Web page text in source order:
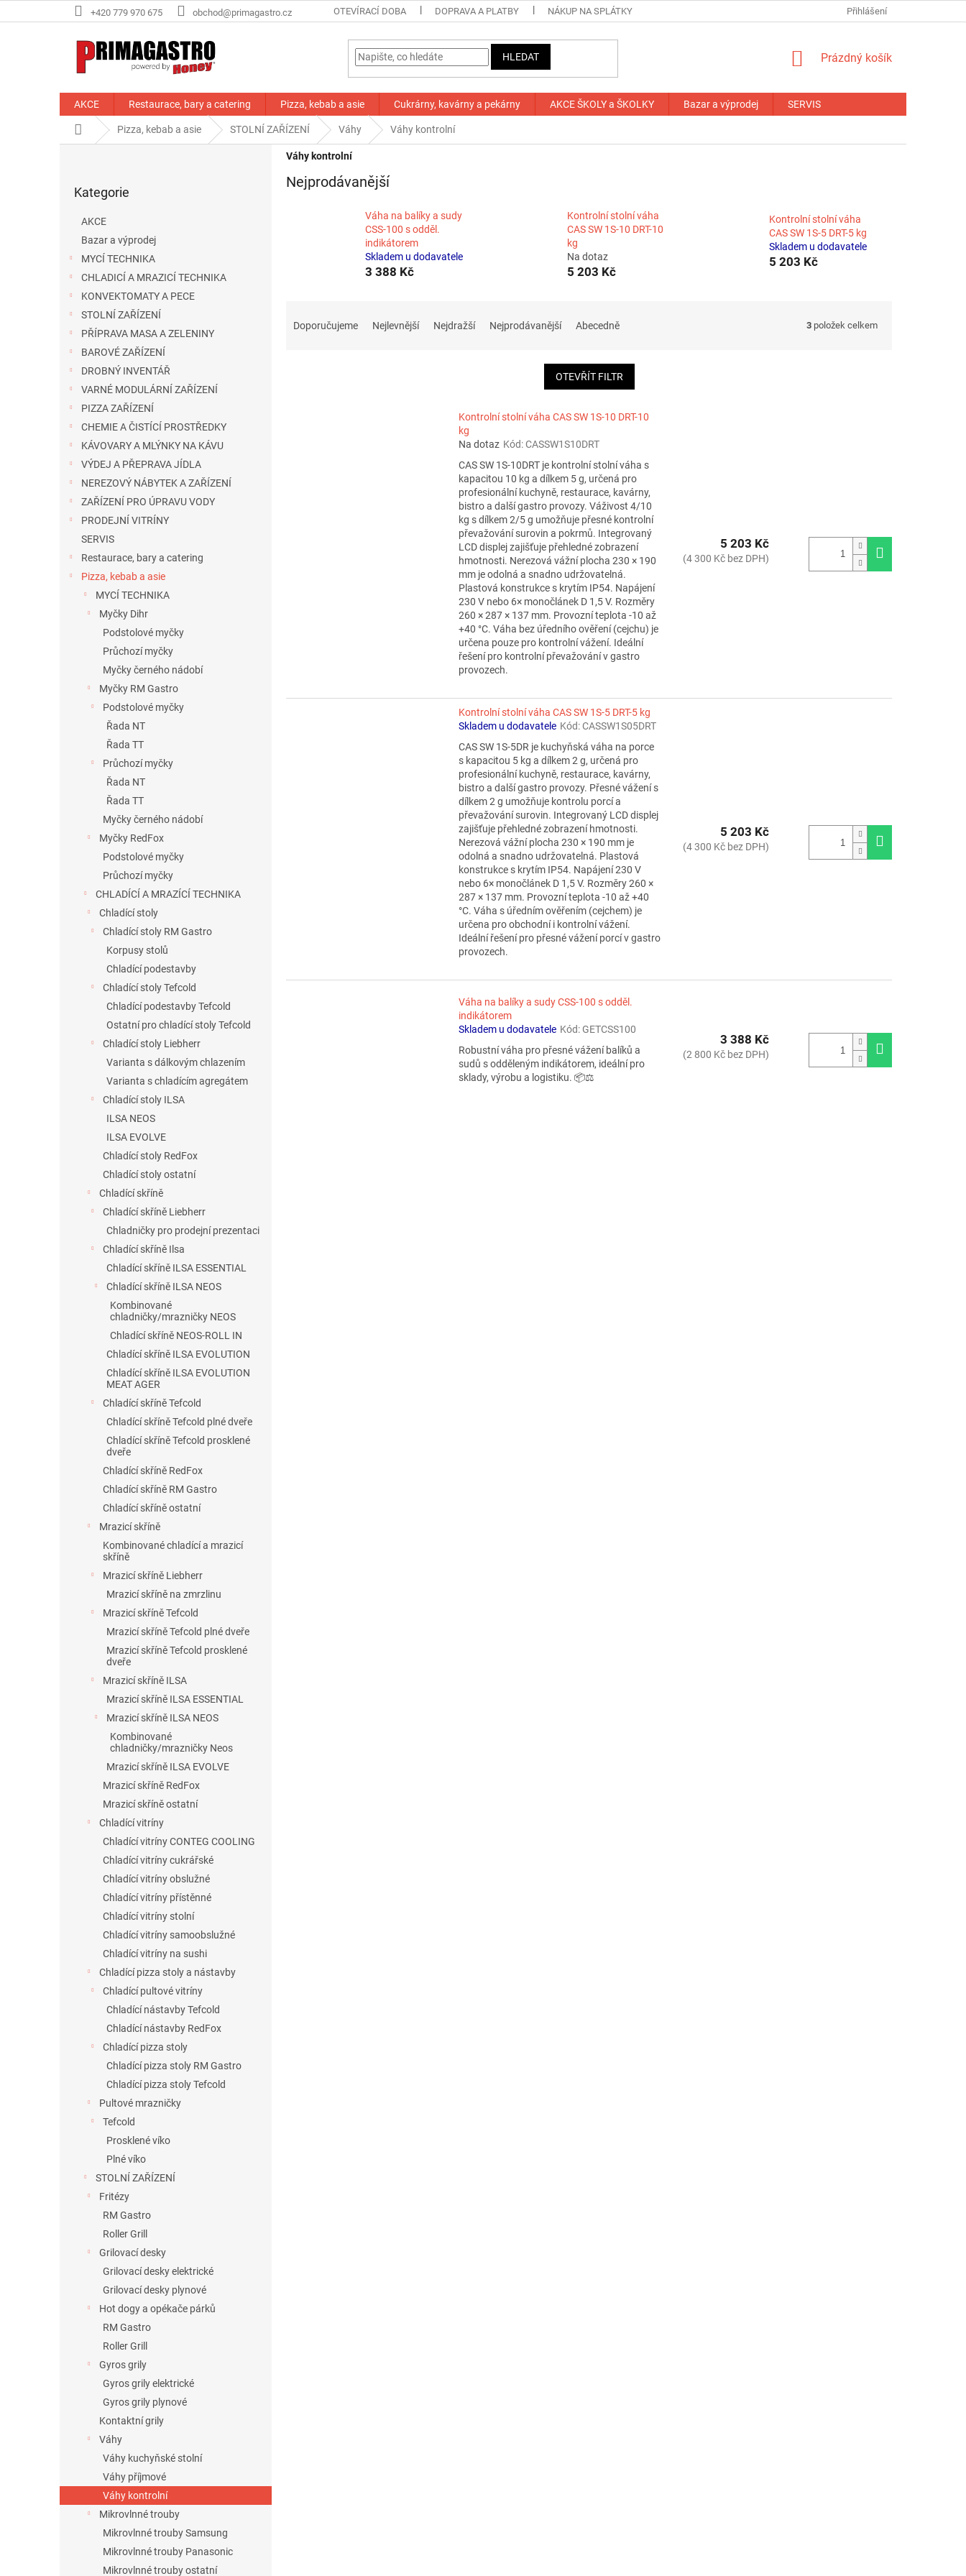
na
+420 779 970 675 obchod@primagastro.cz OTEVÍRACÍ DOBA DOPRAVA A PLATBY NÁKUP NA SPLÁTKY OBCHODNÍ PODMÍNKYPřihlášení
HLEDAT
NÁKUPNÍ
Prázdný košík
AKCE Restaurace, bary a catering Pizza, kebab a asie Cukrárny, kavárny a pekárny AKCE ŠKOLY a ŠKOLKY Bazar a výprodej SERVIS
Domů Pizza, kebab a asie STOLNÍ ZAŘÍZENÍ Váhy Váhy kontrolní
kategorie
Kategorie
AKCE
Bazar a výprodej
MYCÍ TECHNIKA
CHLADICÍ A MRAZICÍ TECHNIKA
KONVEKTOMATY A PECE
STOLNÍ ZAŘÍZENÍ
PŘÍPRAVA MASA A ZELENINY
BAROVÉ ZAŘÍZENÍ
DROBNÝ INVENTÁŘ
VARNÉ MODULÁRNÍ ZAŘÍZENÍ
PIZZA ZAŘÍZENÍ
CHEMIE A ČISTÍCÍ PROSTŘEDKY
KÁVOVARY A MLÝNKY NA KÁVU
VÝDEJ A PŘEPRAVA JÍDLA
NEREZOVÝ NÁBYTEK A ZAŘÍZENÍ
ZAŘÍZENÍ PRO ÚPRAVU VODY
PRODEJNÍ VITRÍNY
SERVIS
Restaurace, bary a catering
Pizza, kebab a asie
MYCÍ TECHNIKA
Myčky Dihr
Podstolové myčky
Průchozí myčky
Myčky černého nádobí
Myčky RM Gastro
Podstolové myčky
Řada NT
Řada TT
Průchozí myčky
Řada NT
Řada TT
Myčky černého nádobí
Myčky RedFox
Podstolové myčky
Průchozí myčky
CHLADÍCÍ A MRAZÍCÍ TECHNIKA
Chladící stoly
Chladící stoly RM Gastro
Korpusy stolů
Chladící podestavby
Chladící stoly Tefcold
Chladící podestavby Tefcold
Ostatní pro chladící stoly Tefcold
Chladící stoly Liebherr
Varianta s dálkovým chlazením
Varianta s chladícím agregátem
Chladící stoly ILSA
ILSA NEOS
ILSA EVOLVE
Chladící stoly RedFox
Chladící stoly ostatní
Chladící skříně
Chladící skříně Liebherr
Chladničky pro prodejní prezentaci
Chladící skříně Ilsa
Chladící skříně ILSA ESSENTIAL
Chladící skříně ILSA NEOS
Kombinované
chladničky/mrazničky NEOS
Chladící skříně NEOS-ROLL IN
Chladící skříně ILSA EVOLUTION
Chladící skříně ILSA EVOLUTION
MEAT AGER
Chladící skříně Tefcold
Chladící skříně Tefcold plné dveře
Chladící skříně Tefcold prosklené
dveře
Chladící skříně RedFox
Chladící skříně RM Gastro
Chladící skříně ostatní
Mrazicí skříně
Kombinované chladící a mrazicí
skříně
Mrazicí skříně Liebherr
Mrazicí skříně na zmrzlinu
Mrazicí skříně Tefcold
Mrazicí skříně Tefcold plné dveře
Mrazicí skříně Tefcold prosklené
dveře
Mrazicí skříně ILSA
Mrazicí skříně ILSA ESSENTIAL
Mrazicí skříně ILSA NEOS
Kombinované
chladničky/mrazničky Neos
Mrazicí skříně ILSA EVOLVE
Mrazicí skříně RedFox
Mrazicí skříně ostatní
Chladící vitríny
Chladící vitríny CONTEG COOLING
Chladící vitríny cukrářské
Chladící vitríny obslužné
Chladící vitríny přístěnné
Chladící vitríny stolní
Chladící vitríny samoobslužné
Chladící vitríny na sushi
Chladící pizza stoly a nástavby
Chladící pultové vitríny
Chladící nástavby Tefcold
Chladící nástavby RedFox
Chladící pizza stoly
Chladící pizza stoly RM Gastro
Chladící pizza stoly Tefcold
Pultové mrazničky
Tefcold
Prosklené víko
Plné víko
STOLNÍ ZAŘÍZENÍ
Fritézy
RM Gastro
Roller Grill
Grilovací desky
Grilovací desky elektrické
Grilovací desky plynové
Hot dogy a opékače párků
RM Gastro
Roller Grill
Gyros grily
Gyros grily elektrické
Gyros grily plynové
Kontaktní grily
Váhy
Váhy kuchyňské stolní
Váhy příjmové
Váhy kontrolní
Mikrovlnné trouby
Mikrovlnné trouby Samsung
Mikrovlnné trouby Panasonic
Mikrovlnné trouby ostatní
Váhy kontrolní
Nejprodávanější
Váha na balíky a sudy
CSS-100 s odděl.
indikátorem
Skladem u dodavatele
3 388 Kč
Kontrolní stolní váha
CAS SW 1S-10 DRT-10
kg
Na dotaz
5 203 Kč
Kontrolní stolní váha
CAS SW 1S-5 DRT-5 kg
Skladem u dodavatele
5 203 Kč
Doporučujeme Nejlevnější Nejdražší Nejprodávanější Abecedně 3 položek celkem
OTEVŘÍT FILTR
Kontrolní stolní váha CAS SW 1S-10 DRT-10
kg
Na dotaz Kód:CASSW1S10DRT
CAS SW 1S-10DRT je kontrolní stolní váha s
kapacitou 10 kg a dílkem 5 g, určená pro
profesionální kuchyně, restaurace, kavárny,
bistro a další gastro provozy. Váživost 4/10
kg s dílkem 2/5 g umožňuje přesné kontrolní
převažování surovin a pokrmů. Integrovaný
LCD displej zajišťuje přehledné zobrazení
hmotnosti. Nerezová vážní plocha 230 × 190
mm je odolná a snadno udržovatelná.
Plastová konstrukce s krytím IP54. Napájení
230 V nebo 6× monočlánek D 1,5 V. Rozměry
260 × 287 × 137 mm. Provozní teplota -10 až
+40 °C. Váha bez úředního ověření (cejchu) je
určena pouze pro kontrolní vážení. Ideální
řešení pro kontrolní převažování v gastro
provozech.
5 203 Kč
(4 300 Kč bez DPH)
Kontrolní stolní váha CAS SW 1S-5 DRT-5 kg
Skladem u dodavatele Kód:CASSW1S05DRT
CAS SW 1S-5DR je kuchyňská váha na porce
s kapacitou 5 kg a dílkem 2 g, určená pro
profesionální kuchyně, restaurace, kavárny,
bistro a další gastro provozy. Přesné vážení s
dílkem 2 g umožňuje kontrolu porcí a
převažování surovin. Integrovaný LCD displej
zajišťuje přehledné zobrazení hmotnosti.
Nerezová vážní plocha 230 × 190 mm je
odolná a snadno udržovatelná. Plastová
konstrukce s krytím IP54. Napájení 230 V
nebo 6× monočlánek D 1,5 V. Rozměry 260 ×
287 × 137 mm. Provozní teplota -10 až +40
°C. Váha s úředním ověřením (cejchem) je
určena pro obchodní i kontrolní vážení.
Ideální řešení pro přesné vážení porcí v gastro
provozech.
5 203 Kč
(4 300 Kč bez DPH)
Váha na balíky a sudy CSS-100 s odděl.
indikátorem
Skladem u dodavatele Kód: GETCSS100
Robustní váha pro přesné vážení balíků a
sudů s odděleným indikátorem, ideální pro
sklady, výrobu a logistiku. 📦⚖️
3 388 Kč
(2 800 Kč bez DPH)